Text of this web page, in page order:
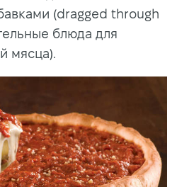
(dragged through
блюда для
мясца).